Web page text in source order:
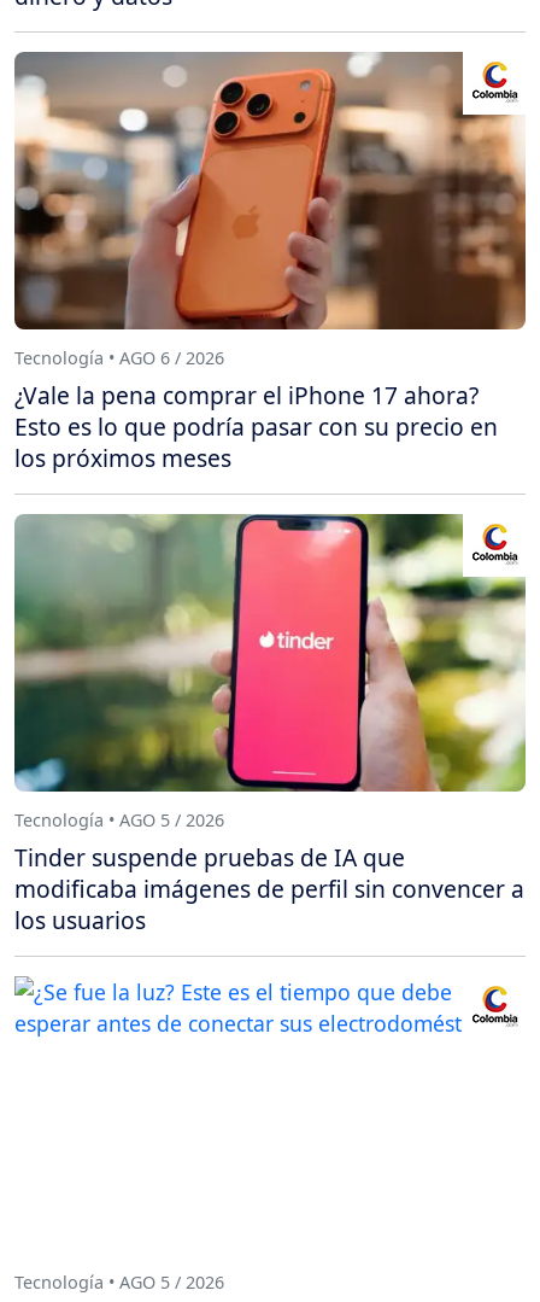
Tecnología • AGO 6 / 2026
¿Vale la pena comprar el iPhone 17 ahora?
Esto es lo que podría pasar con su precio en
los próximos meses
Tecnología • AGO 5 / 2026
Tinder suspende pruebas de IA que
modificaba imágenes de perfil sin convencer a
los usuarios
Tecnología • AGO 5 / 2026